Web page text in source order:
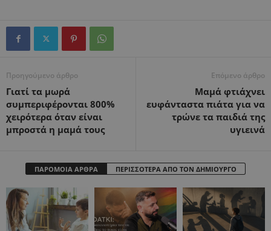
Προηγούμενο άρθρο
Γιατί τα μωρά
συμπεριφέρονται 800%
χειρότερα όταν είναι
μπροστά η μαμά τους
Επόμενο άρθρο
Μαμά φτιάχνει
ευφάνταστα πιάτα για να
τρώνε τα παιδιά της
υγιεινά
ΠΑΡΟΜΟΙΑ ΑΡΘΡΑ ΠΕΡΙΣΣΟΤΕΡΑ ΑΠΟ ΤΟΝ ΔΗΜΙΟΥΡΓΟ